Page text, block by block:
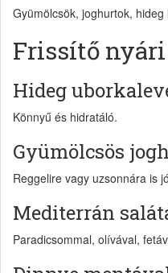
Gyümölcsök, joghurtok, hideg
Frissítő
Hideg
Könnyű és hidratáló.
Gyümölcsös
Reggelire vagy uzsonnára is
Mediterrán
Paradicsommal, olívával,